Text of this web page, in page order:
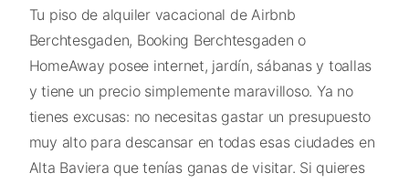
Tu piso de alquiler vacacional de Airbnb
Berchtesgaden, Booking Berchtesgaden o
HomeAway posee internet, jardín, sábanas y toallas
y tiene un precio simplemente maravilloso. Ya no
tienes excusas: no necesitas gastar un presupuesto
muy alto para descansar en todas esas ciudades en
Alta Baviera que tenías ganas de visitar. Si quieres